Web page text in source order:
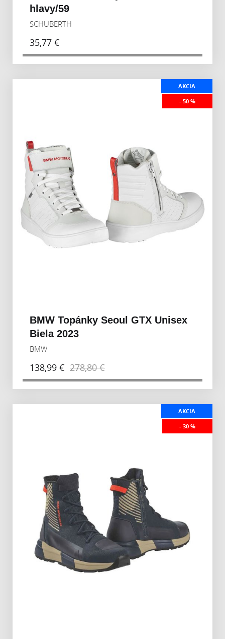
hlavy/59
SCHUBERTH
35,77 €
AKCIA
- 50 %
BMW Topánky Seoul GTX Unisex
Biela 2023
BMW
138,99 € 278,80 €
AKCIA
- 30 %